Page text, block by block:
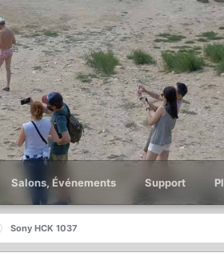
Salons, Événements Support
Sony HCK 1037